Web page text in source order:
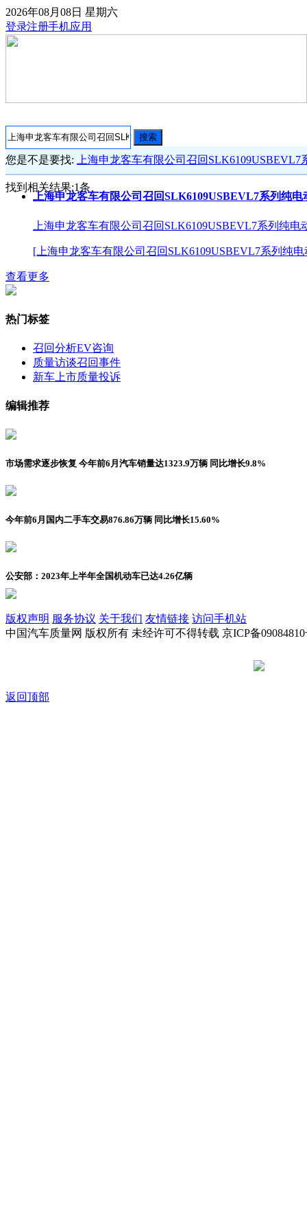
2026年08月08日 星期六
登录注册手机应用
搜索
您是不是要找: 上海申龙客车有限公司召回SLK6109USBEVL7
找到相关结果:1条
上海申龙客车有限公司召回SLK6109USBEVL7系列纯电
上海申龙客车有限公司召回SLK6109USBEVL7系列纯电
[上海申龙客车有限公司召回SLK6109USBEVL7系列纯
查看更多
热门标签
召回分析EV咨询
质量访谈召回事件
新车上市质量投诉
编辑推荐
市场需求逐步恢复 今年前6月汽车销量达1323.9万辆 同比增长9.8%
今年前6月国内二手车交易876.86万辆 同比增长15.60%
公安部：2023年上半年全国机动车已达4.26亿辆
版权声明 服务协议 关于我们 友情链接 访问手机站
中国汽车质量网 版权所有 未经许可不得转载 京ICP备09084810
返回顶部